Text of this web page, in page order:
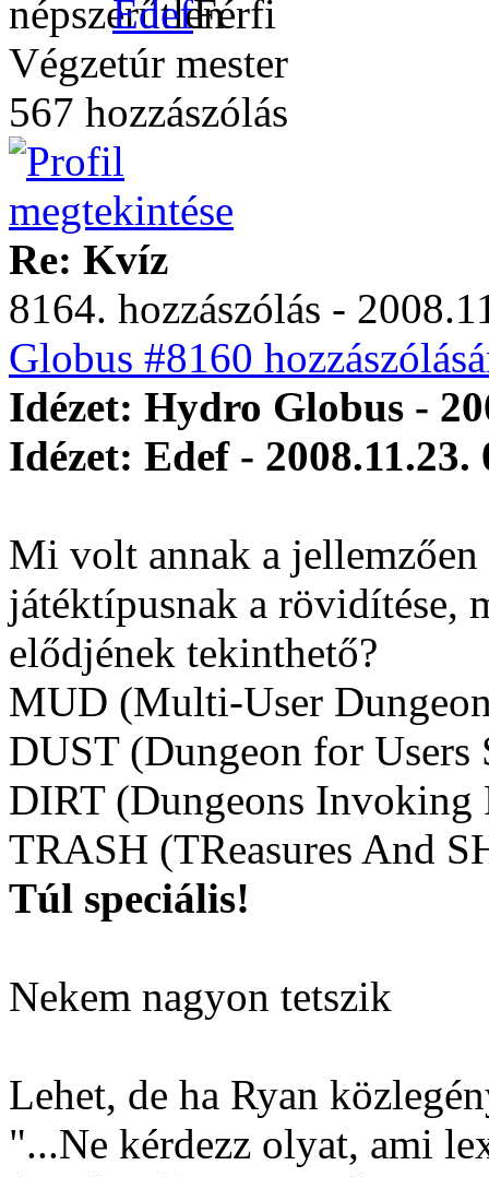
Edef
Végzetúr mester
567 hozzászólás
Re: Kvíz
8164. hozzászólás -
Globus #8160
Idézet: Hydro Globus -
Idézet: Edef - 2008.11.23.
Mi volt annak a
játéktípusnak a rövidítése,
elődjének tekinthető?
MUD (Multi-User
DUST (Dungeon for Users
DIRT (Dungeons Invoking
TRASH (TReasures And
Túl speciális!
Nekem nagyon tetszik
Lehet, de ha Ryan
"...Ne kérdezz olyat, ami